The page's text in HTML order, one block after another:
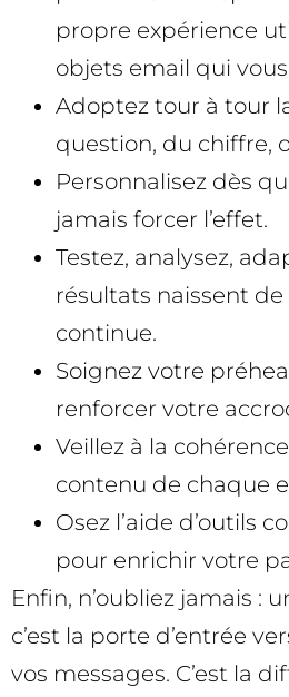
propre expérience
objets email qui
Adoptez tour à tour
question, du chiffre,
Personnalisez dès
jamais forcer l’effet.
Testez, analysez,
résultats naissent
continue.
Soignez votre
renforcer votre
Veillez à la
contenu de chaque
Osez l’aide d’outils
pour enrichir votre
Enfin, n’oubliez jamais :
c’est la porte d’entrée
vos messages. C’est la